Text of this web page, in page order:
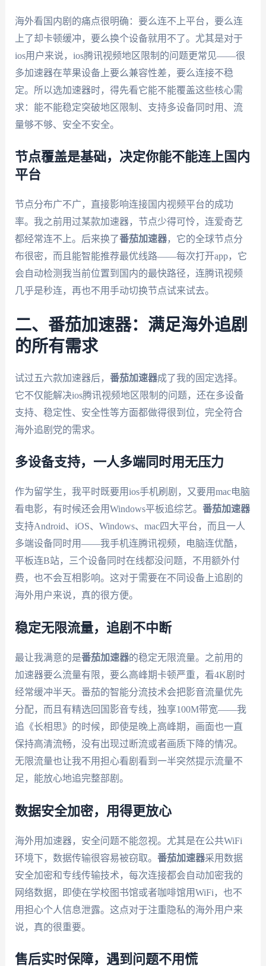
海外看国内剧的痛点很明确：要么连不上平台，要么连
上了却卡顿缓冲，要么换个设备就用不了。尤其是对于
ios用户来说，ios腾讯视频地区限制的问题更常见——很
多加速器在苹果设备上要么兼容性差，要么连接不稳
定。所以选加速器时，得先看它能不能覆盖这些核心需
求：能不能稳定突破地区限制、支持多设备同时用、流
量够不够、安全不安全。
节点覆盖是基础，决定你能不能连上国内
平台
节点分布广不广，直接影响连接国内视频平台的成功
率。我之前用过某款加速器，节点少得可怜，连爱奇艺
都经常连不上。后来换了番茄加速器，它的全球节点分
布很密，而且能智能推荐最优线路——每次打开app，它
会自动检测我当前位置到国内的最快路径，连腾讯视频
几乎是秒连，再也不用手动切换节点试来试去。
二、番茄加速器：满足海外追剧
的所有需求
试过五六款加速器后， 番茄加速器成了我的固定选择。
它不仅能解决ios腾讯视频地区限制的问题，还在多设备
支持、稳定性、安全性等方面都做得很到位，完全符合
海外追剧党的需求。
多设备支持，一人多端同时用无压力
作为留学生，我平时既要用ios手机刷剧，又要用mac电脑
看电影，有时候还会用Windows平板追综艺。 番茄加速器
支持Android、iOS、Windows、mac四大平台，而且一人
多端设备同时用——我手机连腾讯视频，电脑连优酷，
平板连B站，三个设备同时在线都没问题，不用额外付
费，也不会互相影响。这对于需要在不同设备上追剧的
海外用户来说，真的很方便。
稳定无限流量，追剧不中断
最让我满意的是番茄加速器的稳定无限流量。之前用的
加速器要么流量有限，要么高峰期卡顿严重，看4K剧时
经常缓冲半天。番茄的智能分流技术会把影音流量优先
分配，而且有精选回国影音专线，独享100M带宽——我
追《长相思》的时候，即使是晚上高峰期，画面也一直
保持高清流畅，没有出现过断流或者画质下降的情况。
无限流量也让我不用担心看剧看到一半突然提示流量不
足，能放心地追完整部剧。
数据安全加密，用得更放心
海外用加速器，安全问题不能忽视。尤其是在公共WiFi
环境下，数据传输很容易被窃取。 番茄加速器采用数据
安全加密和专线传输技术，每次连接都会自动加密我的
网络数据，即使在学校图书馆或者咖啡馆用WiFi，也不
用担心个人信息泄露。这点对于注重隐私的海外用户来
说，真的很重要。
售后实时保障，遇到问题不用慌